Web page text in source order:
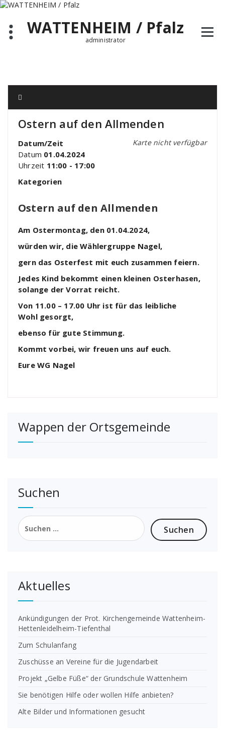
Zum
springenWATTENHEIM / Pfalz
administrator
Ostern auf den Allmenden
Karte nicht verfügbar
Datum/Zeit
Datum 01.04.2024
Uhrzeit 11:00 - 17:00
Kategorien
Ostern auf den Allmenden
Am Ostermontag, den 01.04.2024,
würden wir, die Wählergruppe Nagel,
gern das Osterfest mit euch zusammen feiern.
Jedes Kind bekommt einen kleinen Osterhasen,
solange der Vorrat reicht.
Von 11.00 – 17.00 Uhr ist für das leibliche
Wohl gesorgt,
ebenso für gute Stimmung.
Kommt vorbei, wir freuen uns auf euch.
Eure WG Nagel
Wappen der Ortsgemeinde
Suchen
Suchen
nach:
Aktuelles
Ankündigungen der Prot. Kirchengemeinde Wattenheim-
Hettenleidelheim-Tiefenthal
Zum Schulanfang
Zuschüsse an Vereine für die Jugendarbeit
Projekt „Gelbe Füße“ der Grundschule Wattenheim
Sie benötigen Hilfe oder wollen Hilfe anbieten?
Alte Bilder und Informationen gesucht